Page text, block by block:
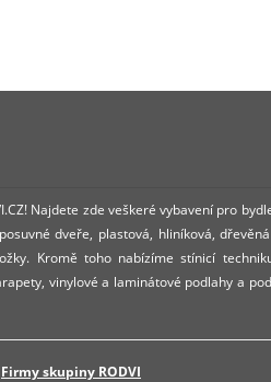
Najdete zde veškeré vybavení pro
dveře, plastová, hliníková,
Kromě toho nabízíme stínicí
vinylové a laminátové podlahy a
Firmy skupiny RODVI